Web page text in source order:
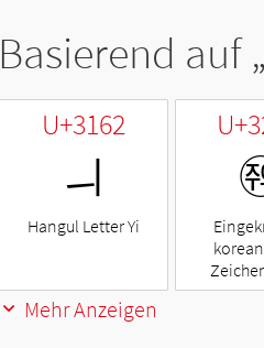
Basierend auf „
U+3162
ㅢ
Hangul Letter Yi
Mehr Anzeigen